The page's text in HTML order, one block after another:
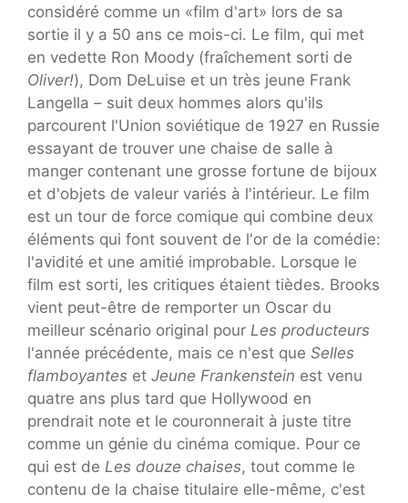
considéré comme un «film d'art» lors de sa
sortie il y a 50 ans ce mois-ci. Le film, qui met
en vedette Ron Moody (fraîchement sorti de
Oliver!), Dom DeLuise et un très jeune Frank
Langella – suit deux hommes alors qu'ils
parcourent l'Union soviétique de 1927 en Russie
essayant de trouver une chaise de salle à
manger contenant une grosse fortune de bijoux
et d'objets de valeur variés à l'intérieur. Le film
est un tour de force comique qui combine deux
éléments qui font souvent de l'or de la comédie:
l'avidité et une amitié improbable. Lorsque le
film est sorti, les critiques étaient tièdes. Brooks
vient peut-être de remporter un Oscar du
meilleur scénario original pour Les producteurs
l'année précédente, mais ce n'est que Selles
flamboyantes et Jeune Frankenstein est venu
quatre ans plus tard que Hollywood en
prendrait note et le couronnerait à juste titre
comme un génie du cinéma comique. Pour ce
qui est de Les douze chaises, tout comme le
contenu de la chaise titulaire elle-même, c'est